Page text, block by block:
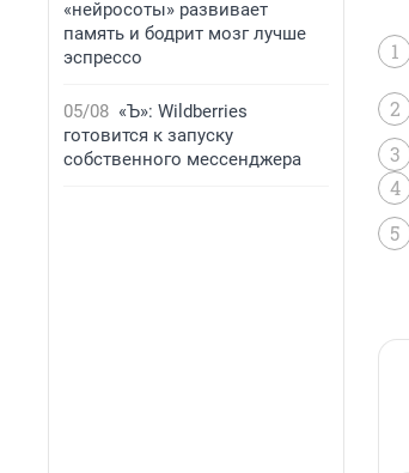
«нейросоты» развивает
память и бодрит мозг лучше
эспрессо
05/08 «Ъ»: Wildberries
готовится к запуску
собственного мессенджера
1
2
3
4
5